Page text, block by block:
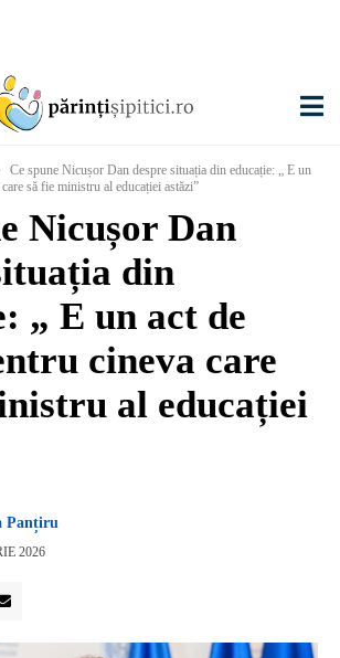
Ce spune Nicușor Dan despre situația din educație: „ E un
să fie ministru al educației astăzi”
Nicușor Dan
din
„ E un act de
cineva care
al educației
Panțiru
2026